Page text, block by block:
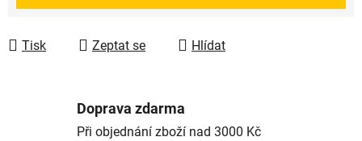
Tisk Zeptat se Hlídat
Doprava zdarma
Při objednání zboží nad 3000 Kč